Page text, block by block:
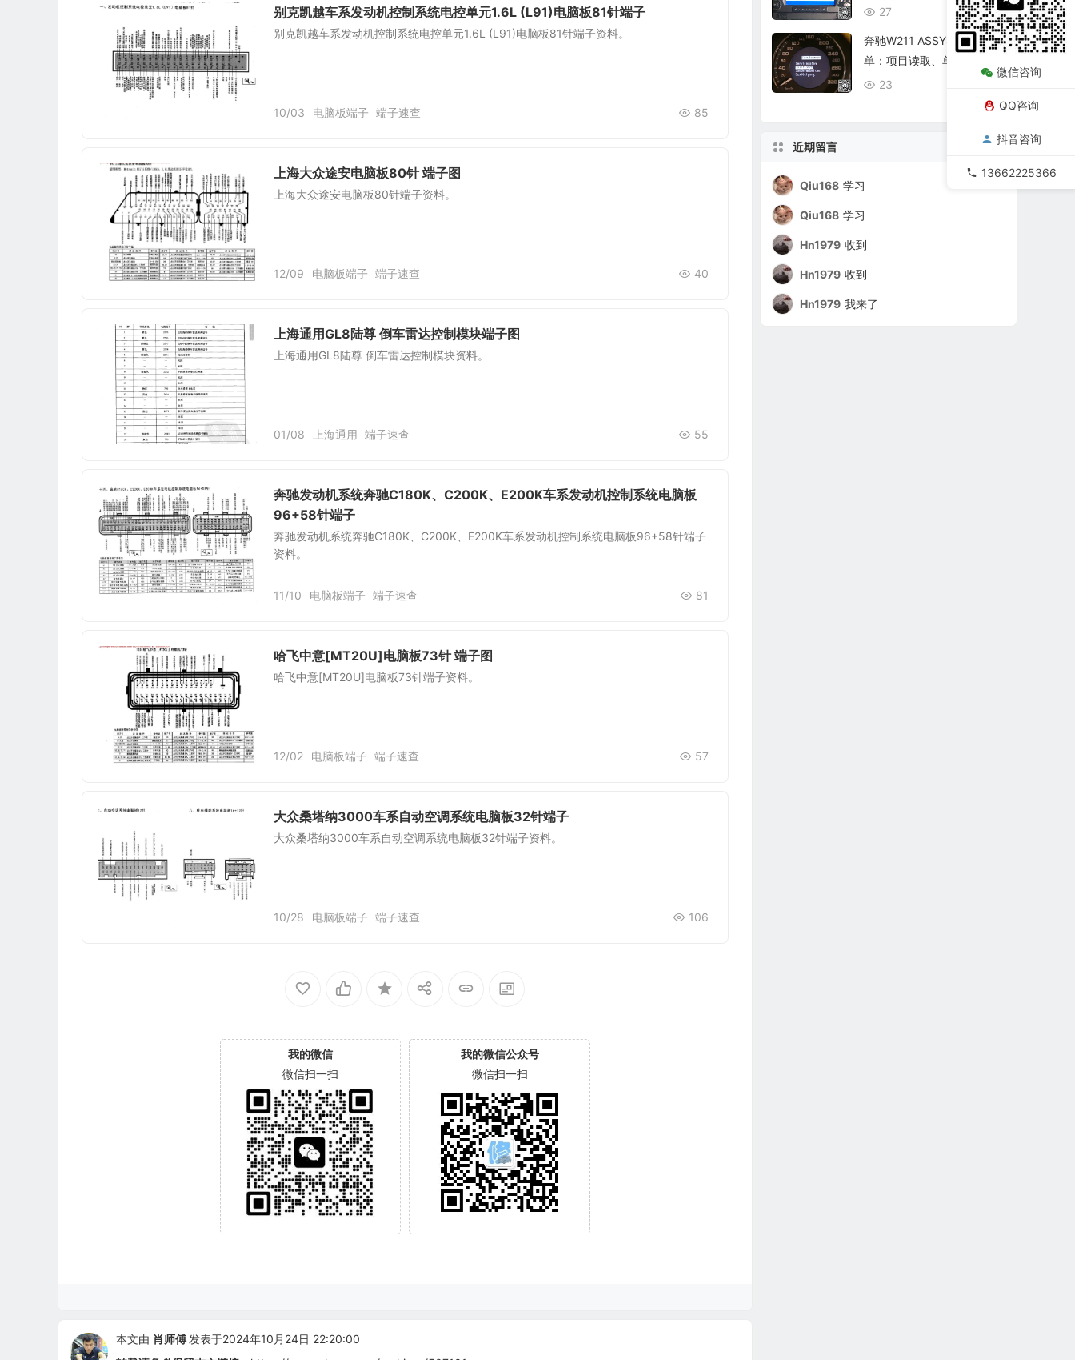
别克凯越车系发动机控制系统电控单元1.6L (L91)电脑板81针端子
别克凯越车系发动机控制系统电控单元1.6L (L91)电脑板81针端子资料。
10/03 85
电脑板端子 端子速查
上海大众途安电脑板80针 端子图
上海大众途安电脑板80针端子资料。
12/09 40
电脑板端子 端子速查
上海通用GL8陆尊 倒车雷达控制模块端子图
上海通用GL8陆尊 倒车雷达控制模块资料。
01/08 55
上海通用 端子速查
奔驰发动机系统奔驰C180K、C200K、E200K车系发动机控制系统电脑板
96+58针端子
奔驰发动机系统奔驰C180K、C200K、E200K车系发动机控制系统电脑板96+58针端子
资料。
11/10 81
电脑板端子 端子速查
哈飞中意[MT20U]电脑板73针 端子图
哈飞中意[MT20U]电脑板73针端子资料。
12/02 57
电脑板端子 端子速查
大众桑塔纳3000车系自动空调系统电脑板32针端子
大众桑塔纳3000车系自动空调系统电脑板32针端子资料。
10/28 106
电脑板端子 端子速查
我的微信
微信扫一扫
我的微信公众号
微信扫一扫
本文由 肖师傅 发表于2024年10月24日 22:20:00
厂与结果确认
08/06
27
奔驰W211 ASSYST保养菜
单：项目读取、单项确认与
复位核查
23
近期留言
Qiu168 学习
Qiu168 学习
Hn1979 收到
Hn1979 收到
Hn1979 我来了
微信咨询
QQ咨询
抖音咨询
13662225366